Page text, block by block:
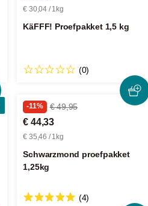
€ 30,04 / 1kg
KäFFF! Proefpakket 1,5 kg
(0)
-11% € 49,95
€ 44,33
€ 35,46 / 1kg
Schwarzmond proefpakket
1,25kg
(4)